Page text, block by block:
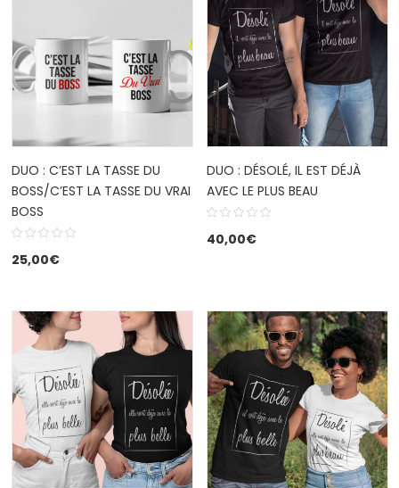
DUO : C’EST LA TASSE DU
BOSS/C’EST LA TASSE DU VRAI
BOSS
25,00€
DUO : DÉSOLÉ, IL EST DÉJÀ
AVEC LE PLUS BEAU
40,00€